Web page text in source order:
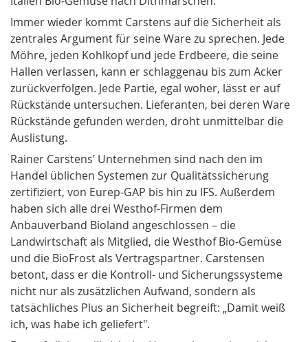
Immer wieder kommt Carstens auf die Sicherheit als
zentrales Argument für seine Ware zu sprechen. Jede
Möhre, jeden Kohlkopf und jede Erdbeere, die seine
Hallen verlassen, kann er schlaggenau bis zum Acker
zurückverfolgen. Jede Partie, egal woher, lässt er auf
Rückstände untersuchen. Lieferanten, bei deren Ware
Rückstände gefunden werden, droht unmittelbar die
Auslistung.
Rainer Carstens’ Unternehmen sind nach den im
Handel üblichen Systemen zur Qualitätssicherung
zertifiziert, von Eurep-GAP bis hin zu IFS. Außerdem
haben sich alle drei Westhof-Firmen dem
Anbauverband Bioland angeschlossen – die
Landwirtschaft als Mitglied, die Westhof Bio-Gemüse
und die BioFrost als Vertragspartner. Carstensen
betont, dass er die Kontroll- und Sicherungssysteme
nicht nur als zusätzlichen Aufwand, sondern als
tatsächliches Plus an Sicherheit begreift: „Damit weiß
ich, was habe ich geliefert".